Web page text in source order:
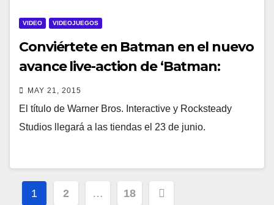
VIDEO VIDEOJUEGOS
Conviértete en Batman en el nuevo
avance live-action de ‘Batman:
Arkham Knight’
MAY 21, 2015
El título de Warner Bros. Interactive y Rocksteady
Studios llegará a las tiendas el 23 de junio.
Navegación
1 2 … 18